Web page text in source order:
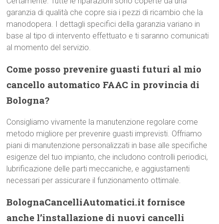
garanzia di qualità che copre sia i pezzi di ricambio che la
manodopera. I dettagli specifici della garanzia variano in
base al tipo di intervento effettuato e ti saranno comunicati
al momento del servizio.
Come posso prevenire guasti futuri al mio
cancello automatico FAAC in provincia di
Bologna?
Consigliamo vivamente la manutenzione regolare come
metodo migliore per prevenire guasti imprevisti. Offriamo
piani di manutenzione personalizzati in base alle specifiche
esigenze del tuo impianto, che includono controlli periodici,
lubrificazione delle parti meccaniche, e aggiustamenti
necessari per assicurare il funzionamento ottimale.
BolognaCancelliAutomatici.it fornisce
anche l’installazione di nuovi cancelli